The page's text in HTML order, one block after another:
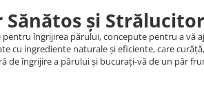
și
îngrijirea părului, concepute pentru a vă
cu ingrediente naturale și eficiente, care
îngrijire a părului și bucurați-vă de un păr